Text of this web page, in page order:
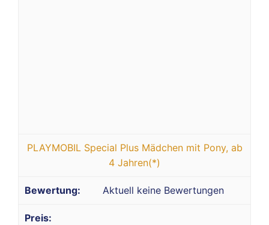
PLAYMOBIL Special Plus Mädchen mit Pony, ab
4 Jahren(*)
Aktuell keine Bewertungen